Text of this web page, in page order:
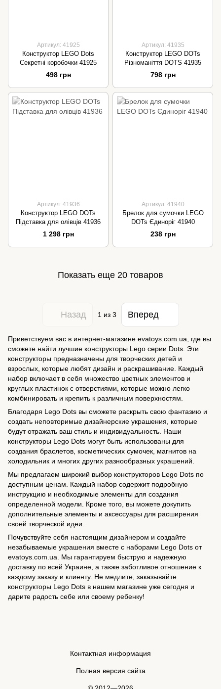
Артикул: 41925
Конструктор LEGO Dots
Секретні коробочки 41925
498 грн
Артикул: 41935
Конструктор LEGO DOTs
Різноманіття DOTS 41935
798 грн
Артикул: 41936
Конструктор LEGO DOTs
Підставка для олівців 41936
1 298 грн
Артикул: 41940
Брелок для сумочки LEGO
DOTs Єдиноріг 41940
238 грн
Показать еще 20 товаров
Назад 1из 3 Вперед
Приветствуем вас в интернет-магазине evatoys.com.ua, где вы
сможете найти лучшие конструкторы Lego серии Dots. Эти
конструкторы предназначены для творческих детей и
взрослых, которые любят дизайн и раскрашивание. Каждый
набор включает в себя множество цветных элементов и
круглых пластинок с отверстиями, которые можно легко
комбинировать и крепить к различным поверхностям.
Благодаря Lego Dots вы сможете раскрыть свою фантазию и
создать неповторимые дизайнерские украшения, которые
будут отражать ваш стиль и индивидуальность. Наши
конструкторы Lego Dots могут быть использованы для
создания браслетов, косметических сумочек, магнитов на
холодильник и многих других разнообразных украшений.
Мы предлагаем широкий выбор конструкторов Lego Dots по
доступным ценам. Каждый набор содержит подробную
инструкцию и необходимые элементы для создания
определенной модели. Кроме того, вы можете докупить
дополнительные элементы и аксессуары для расширения
своей творческой идеи.
Почувствуйте себя настоящим дизайнером и создайте
незабываемые украшения вместе с наборами Lego Dots от
evatoys.com.ua. Мы гарантируем быструю и надежную
доставку по всей Украине, а также заботливое отношение к
каждому заказу и клиенту. Не медлите, заказывайте
конструкторы Lego Dots в нашем магазине уже сегодня и
дарите радость себе или своему ребенку!
Контактная информация
Полная версия сайта